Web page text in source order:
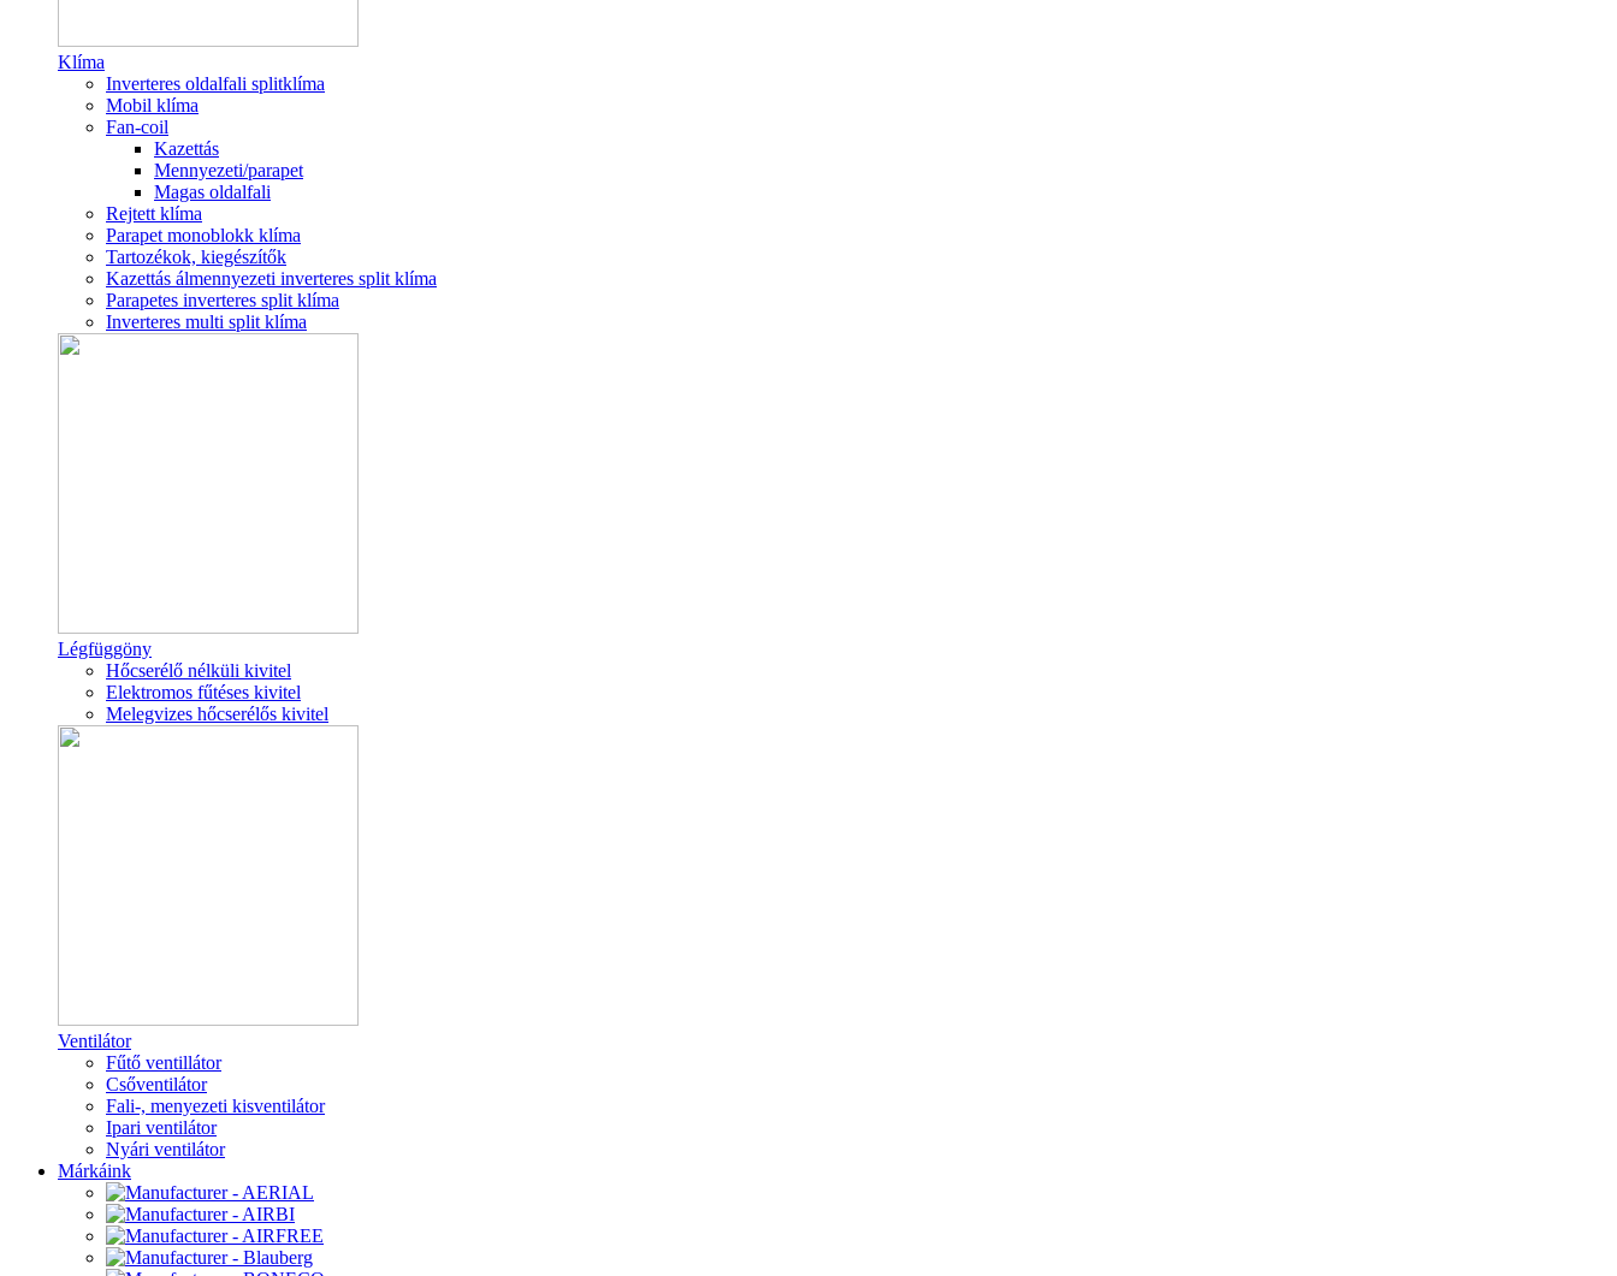
Klíma
Inverteres oldalfali splitklíma
Mobil klíma
Fan-coil
Kazettás
Mennyezeti/parapet
Magas oldalfali
Rejtett klíma
Parapet monoblokk klíma
Tartozékok, kiegészítők
Kazettás álmennyezeti inverteres split klíma
Parapetes inverteres split klíma
Inverteres multi split klíma
Légfüggöny
Hőcserélő nélküli kivitel
Elektromos fűtéses kivitel
Melegvizes hőcserélős kivitel
Ventilátor
Fűtő ventillátor
Csőventilátor
Fali-, menyezeti kisventilátor
Ipari ventilátor
Nyári ventilátor
Márkáink